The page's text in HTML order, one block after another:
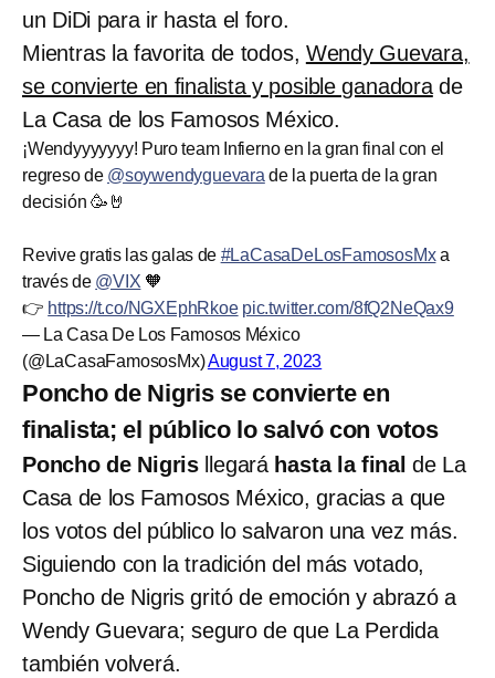
un DiDi para ir hasta el foro.
Mientras la favorita de todos, Wendy Guevara,
se convierte en finalista y posible ganadorade
La Casa de los Famosos México.
¡Wendyyyyyyy! Puro team Infierno en la gran final con el
regreso de @soywendyguevara de la puerta de la gran
decisión 🥳🤘
Revive gratis las galas de #LaCasaDeLosFamososMxa
través de @VIX 🧡
👉 https://t.co/NGXEphRkoe pic.twitter.com/8fQ2NeQax9
— La Casa De Los Famosos México
(@LaCasaFamososMx)August 7, 2023
Poncho de Nigris se convierte en
finalista; el público lo salvó con votos
Poncho de Nigris llegará hasta la finalde La
Casa de los Famosos México, gracias a que
los votos del público lo salvaron una vez más.
Siguiendo con la tradición del más votado,
Poncho de Nigris gritó de emoción y abrazó a
Wendy Guevara; seguro de que La Perdida
también volverá.